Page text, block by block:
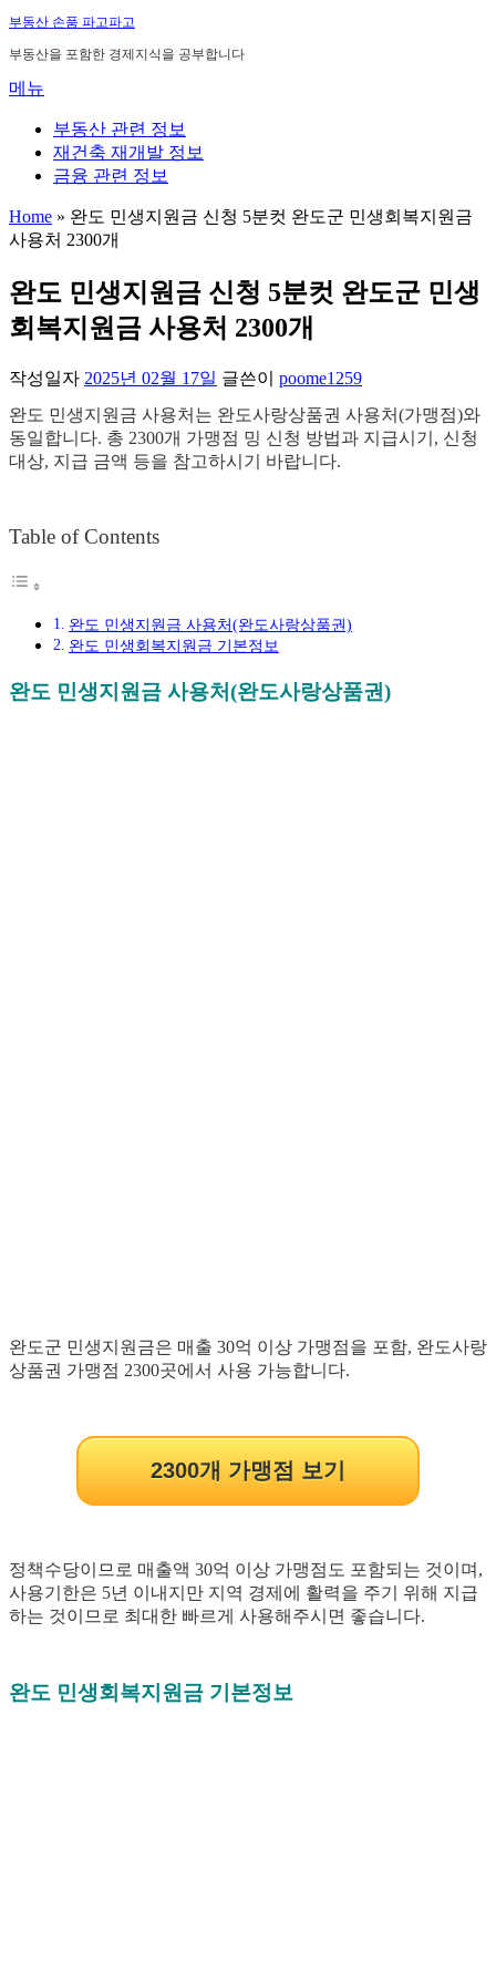
내
용
로
부동산 손품 파고파고
부동산을 포함한 경제지식을 공부합니다
메뉴
부동산 관련 정보
재건축 재개발 정보
금융 관련 정보
Home » 완도 민생지원금 신청 5분컷 완도군 민생회복지원금
사용처 2300개
완도 민생지원금 신청 5분컷 완도군 민생
회복지원금 사용처 2300개
작성일자 2025년 02월 17일 글쓴이 poome1259
완도 민생지원금 사용처는 완도사랑상품권 사용처(가맹점)와
동일합니다. 총 2300개 가맹점 밍 신청 방법과 지급시기, 신청
대상, 지급 금액 등을 참고하시기 바랍니다.
Table of Contents
완도 민생지원금 사용처(완도사랑상품권)
완도 민생회복지원금 기본정보
완도 민생지원금 사용처(완도사랑상품권)
완도군 민생지원금은 매출 30억 이상 가맹점을 포함, 완도사랑
상품권 가맹점 2300곳에서 사용 가능합니다.
2300개 가맹점 보기
정책수당이므로 매출액 30억 이상 가맹점도 포함되는 것이며,
사용기한은 5년 이내지만 지역 경제에 활력을 주기 위해 지급
하는 것이므로 최대한 빠르게 사용해주시면 좋습니다.
완도 민생회복지원금 기본정보